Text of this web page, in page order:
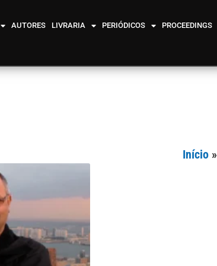
AUTORES LIVRARIA PERIÓDICOS PROCEEDINGS
Início»